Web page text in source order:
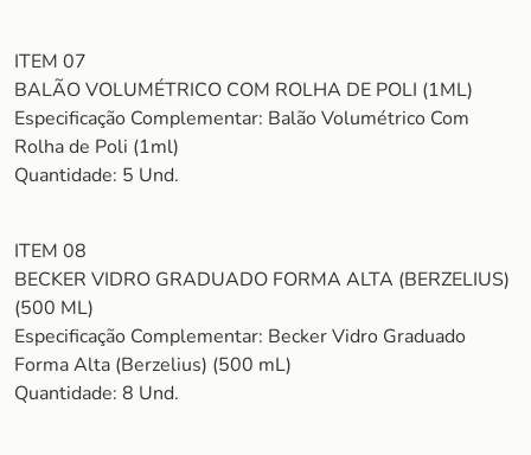
ITEM 07
BALÃO VOLUMÉTRICO COM ROLHA DE POLI (1ML)
Especificação Complementar: Balão Volumétrico Com
Rolha de Poli (1ml)
Quantidade: 5 Und.
ITEM 08
BECKER VIDRO GRADUADO FORMA ALTA (BERZELIUS)
(500 ML)
Especificação Complementar: Becker Vidro Graduado
Forma Alta (Berzelius) (500 mL)
Quantidade: 8 Und.